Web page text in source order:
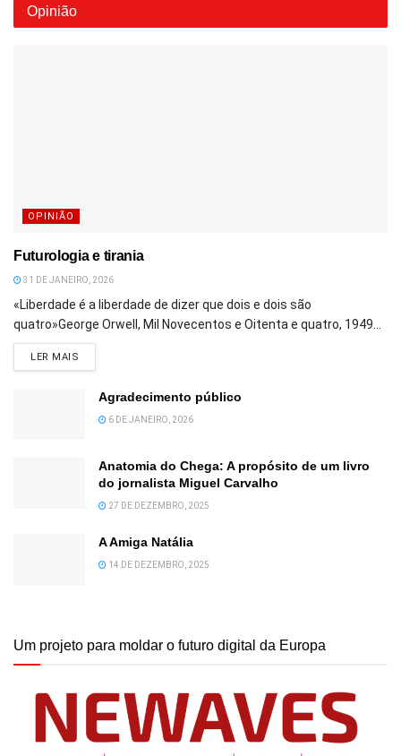
Opinião
OPINIÃO
Futurologia e tirania
31 DE JANEIRO, 2026
«Liberdade é a liberdade de dizer que dois e dois são
quatro»George Orwell, Mil Novecentos e Oitenta e quatro, 1949...
LER MAIS
Agradecimento público
6 DE JANEIRO, 2026
Anatomia do Chega: A propósito de um livro
do jornalista Miguel Carvalho
27 DE DEZEMBRO, 2025
A Amiga Natália
14 DE DEZEMBRO, 2025
Um projeto para moldar o futuro digital da Europa